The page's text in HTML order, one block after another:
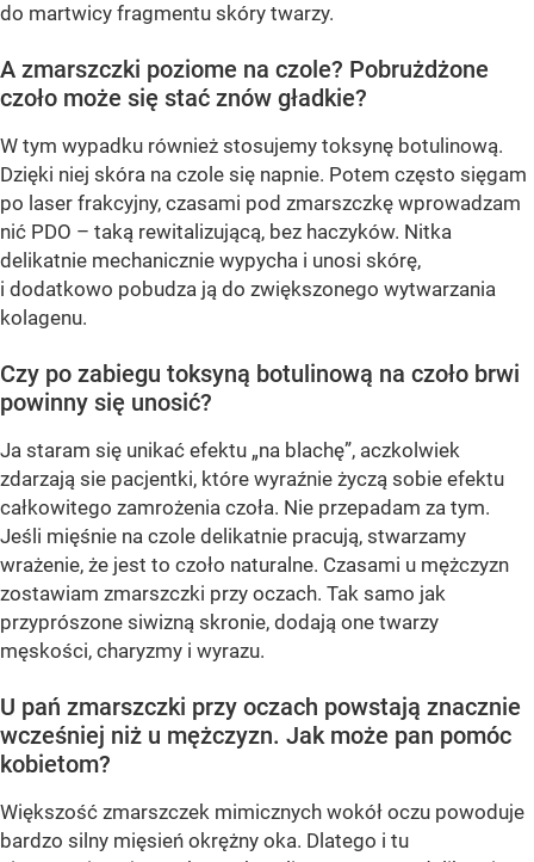
do martwicy fragmentu skóry twarzy.
A zmarszczki poziome na czole? Pobrużdżone
czoło może się stać znów gładkie?
W tym wypadku również stosujemy toksynę botulinową.
Dzięki niej skóra na czole się napnie. Potem często sięgam
po laser frakcyjny, czasami pod zmarszczkę wprowadzam
nić PDO – taką rewitalizującą, bez haczyków. Nitka
delikatnie mechanicznie wypycha i unosi skórę,
i dodatkowo pobudza ją do zwiększonego wytwarzania
kolagenu.
Czy po zabiegu toksyną botulinową na czoło brwi
powinny się unosić?
Ja staram się unikać efektu „na blachę”, aczkolwiek
zdarzają sie pacjentki, które wyraźnie życzą sobie efektu
całkowitego zamrożenia czoła. Nie przepadam za tym.
Jeśli mięśnie na czole delikatnie pracują, stwarzamy
wrażenie, że jest to czoło naturalne. Czasami u mężczyzn
zostawiam zmarszczki przy oczach. Tak samo jak
przyprószone siwizną skronie, dodają one twarzy
męskości, charyzmy i wyrazu.
U pań zmarszczki przy oczach powstają znacznie
wcześniej niż u mężczyzn. Jak może pan pomóc
kobietom?
Większość zmarszczek mimicznych wokół oczu powoduje
bardzo silny mięsień okrężny oka. Dlatego i tu